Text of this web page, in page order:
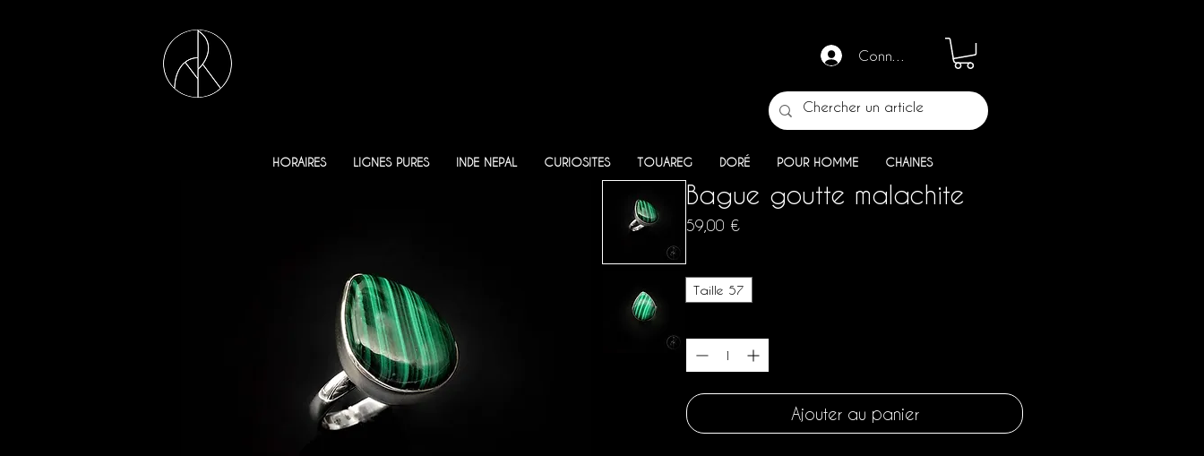
Connection
HORAIRES LIGNES PURES INDE NEPAL CURIOSITES TOUAREG DORÉ POUR HOMME CHAINES
Bague goutte malachite
59,00 €Prix
Taille 57
Ajouter au panier